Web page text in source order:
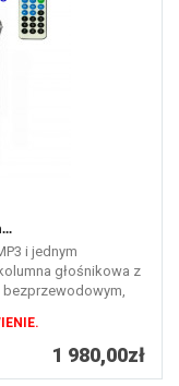
i jednym
głośnikowa z
1 980,00zł